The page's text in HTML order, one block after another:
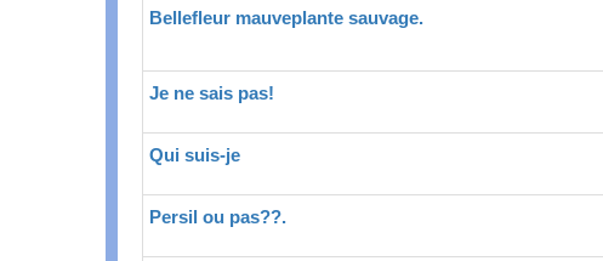
Bellefleur mauveplante sauvage.
Je ne sais pas!
Qui suis-je
Persil ou pas??.